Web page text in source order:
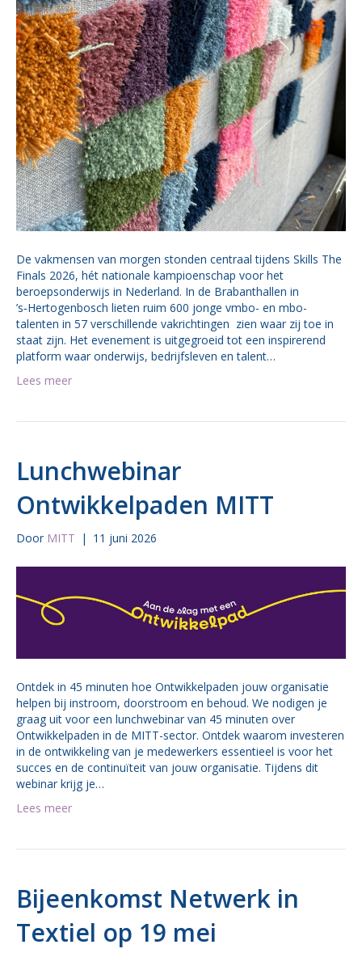
De vakmensen van morgen stonden centraal tijdens Skills The
Finals 2026, hét nationale kampioenschap voor het
beroepsonderwijs in Nederland. In de Brabanthallen in
’s‑Hertogenbosch lieten ruim 600 jonge vmbo- en mbo-
talenten in 57 verschillende vakrichtingen zien waar zij toe in
staat zijn. Het evenement is uitgegroeid tot een inspirerend
platform waar onderwijs, bedrijfsleven en talent…
Lees meer
Lunchwebinar
Ontwikkelpaden MITT
Door MITT | 11 juni 2026
Ontdek in 45 minuten hoe Ontwikkelpaden jouw organisatie
helpen bij instroom, doorstroom en behoud. We nodigen je
graag uit voor een lunchwebinar van 45 minuten over
Ontwikkelpaden in de MITT-sector. Ontdek waarom investeren
in de ontwikkeling van je medewerkers essentieel is voor het
succes en de continuïteit van jouw organisatie. Tijdens dit
webinar krijg je…
Lees meer
Bijeenkomst Netwerk in
Textiel op 19 mei